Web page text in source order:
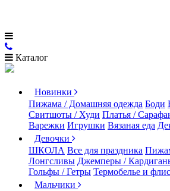
Каталог
Новинки
Пижама / Домашняя одежда Боди
Свитшоты / Худи Платья /
Варежки Игрушки Вязаная еда
Девочки
ШКОЛА Все для праздника
Лонгсливы Джемперы /
Гольфы / Гетры Термобелье и флис
Мальчики